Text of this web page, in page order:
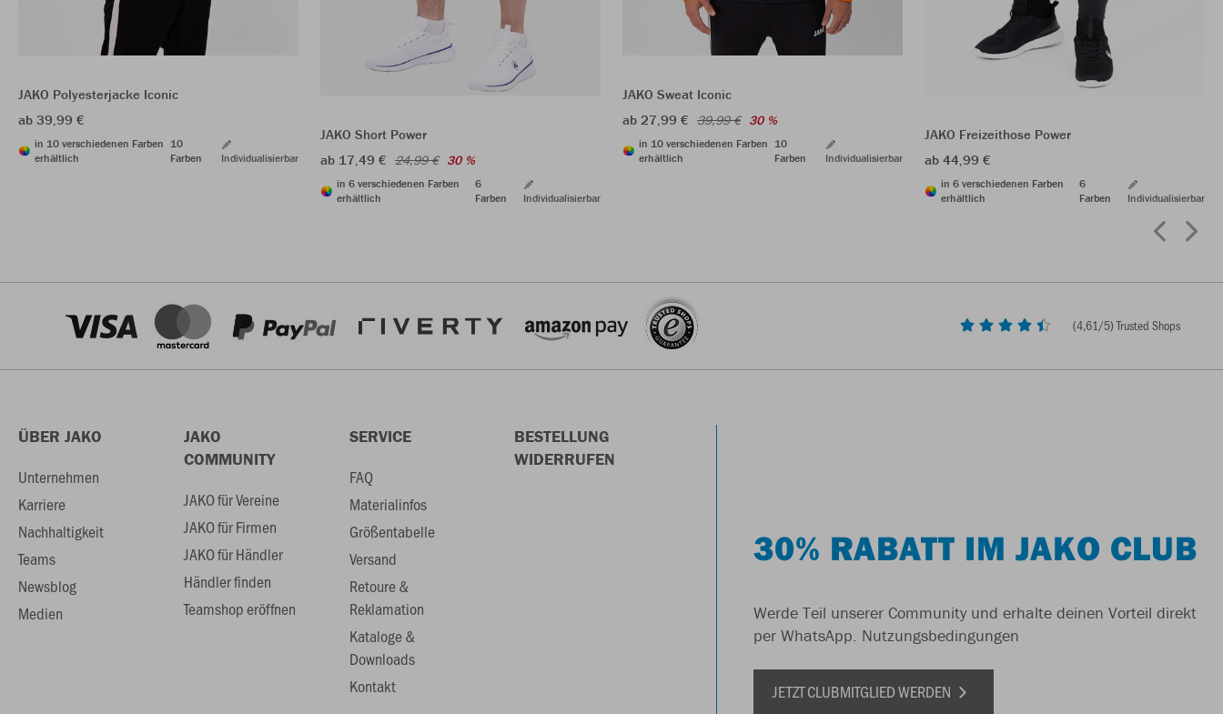
JAKO Polyesterjacke Iconic
ab 39,99 €
in 10 verschiedenen Farben
erhältlich
10
Farben
Individualisierbar
JAKO Short Power
ab 17,49 € 24,99 € 30 %
in 6 verschiedenen Farben
erhältlich
6
Farben
Individualisierbar
JAKO Sweat Iconic
ab 27,99 € 39,99 € 30 %
in 10 verschiedenen Farben
erhältlich
10
Farben
Individualisierbar
JAKO Freizeithose Power
ab 44,99 €
in 6 verschiedenen Farben
erhältlich
6
Farben
Individualisierbar
(4,61/5) Trusted Shops
ÜBER JAKO
Unternehmen
Karriere
Nachhaltigkeit
Teams
Newsblog
Medien
JAKO
COMMUNITY
JAKO für Vereine
JAKO für Firmen
JAKO für Händler
Händler finden
Teamshop eröffnen
SERVICE
FAQ
Materialinfos
Größentabelle
Versand
Retoure &
Reklamation
Kataloge &
Downloads
Kontakt
BESTELLUNG
WIDERRUFEN
30% RABATT IM JAKO CLUB
Werde Teil unserer Community und erhalte deinen Vorteil direkt
per WhatsApp. Nutzungsbedingungen
JETZT CLUBMITGLIED WERDEN